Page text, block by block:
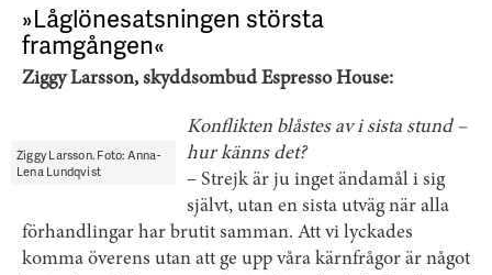
»Låglönesatsningen största
framgången«
Ziggy Larsson, skyddsombud Espresso House:
Ziggy Larsson. Foto: Anna-
Lena Lundqvist
Konflikten blåstes av i sista stund –
hur känns det?
– Strejk är ju inget ändamål i sig
självt, utan en sista utväg när alla
förhandlingar har brutit samman. Att vi lyckades
komma överens utan att ge upp våra kärnfrågor är något